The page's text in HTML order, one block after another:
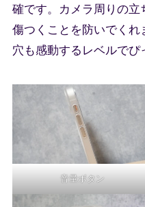
確です。カメラ周りの
傷つくことを防いでく
穴も感動するレベルでぴ
音量ボタン